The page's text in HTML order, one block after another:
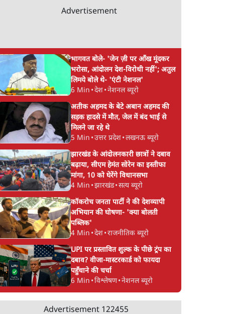
Advertisement
भागवत बोले- 'जेन ज़ी पर आँख मूंदकर
भरोसा, आंदोलन देश-विरोधी नहीं'; अतुल
लिमये बोले थे- 'एंटी नेशनल'
6 Min •देश•नेशनल ब्यूरो
अतीक अहमद के बेटे अबान अहमद की
सड़क हादसे में मौत, जेल में बंद भाई से
मिलने जा रहे थे
5 Min •उत्तर प्रदेश•लखनऊ ब्यूरो
झारखंड के आंदोलनकारी छात्रों ने दबाव
बढ़ाया, सीएम हेमंत सोरेन का इस्तीफा
मांगा, 10 को घेरेंगे विधानसभा
4 Min •झारखंड•सत्य ब्यूरो
कॉकरोच जनता पार्टी ने की देशव्यापी
अभियान की घोषणा- 'क्या बोलती
पब्लिक'
4 Min •देश•राजनीतिक ब्यूरो
UPI पर प्रस्तावित शुल्क के पीछे ट्रंप का
दबाव? वीजा-मास्टरकार्ड को फायदा
पहुँचाने की चर्चा
6 Min •विश्लेषण•नेशनल ब्यूरो
Advertisement 122455